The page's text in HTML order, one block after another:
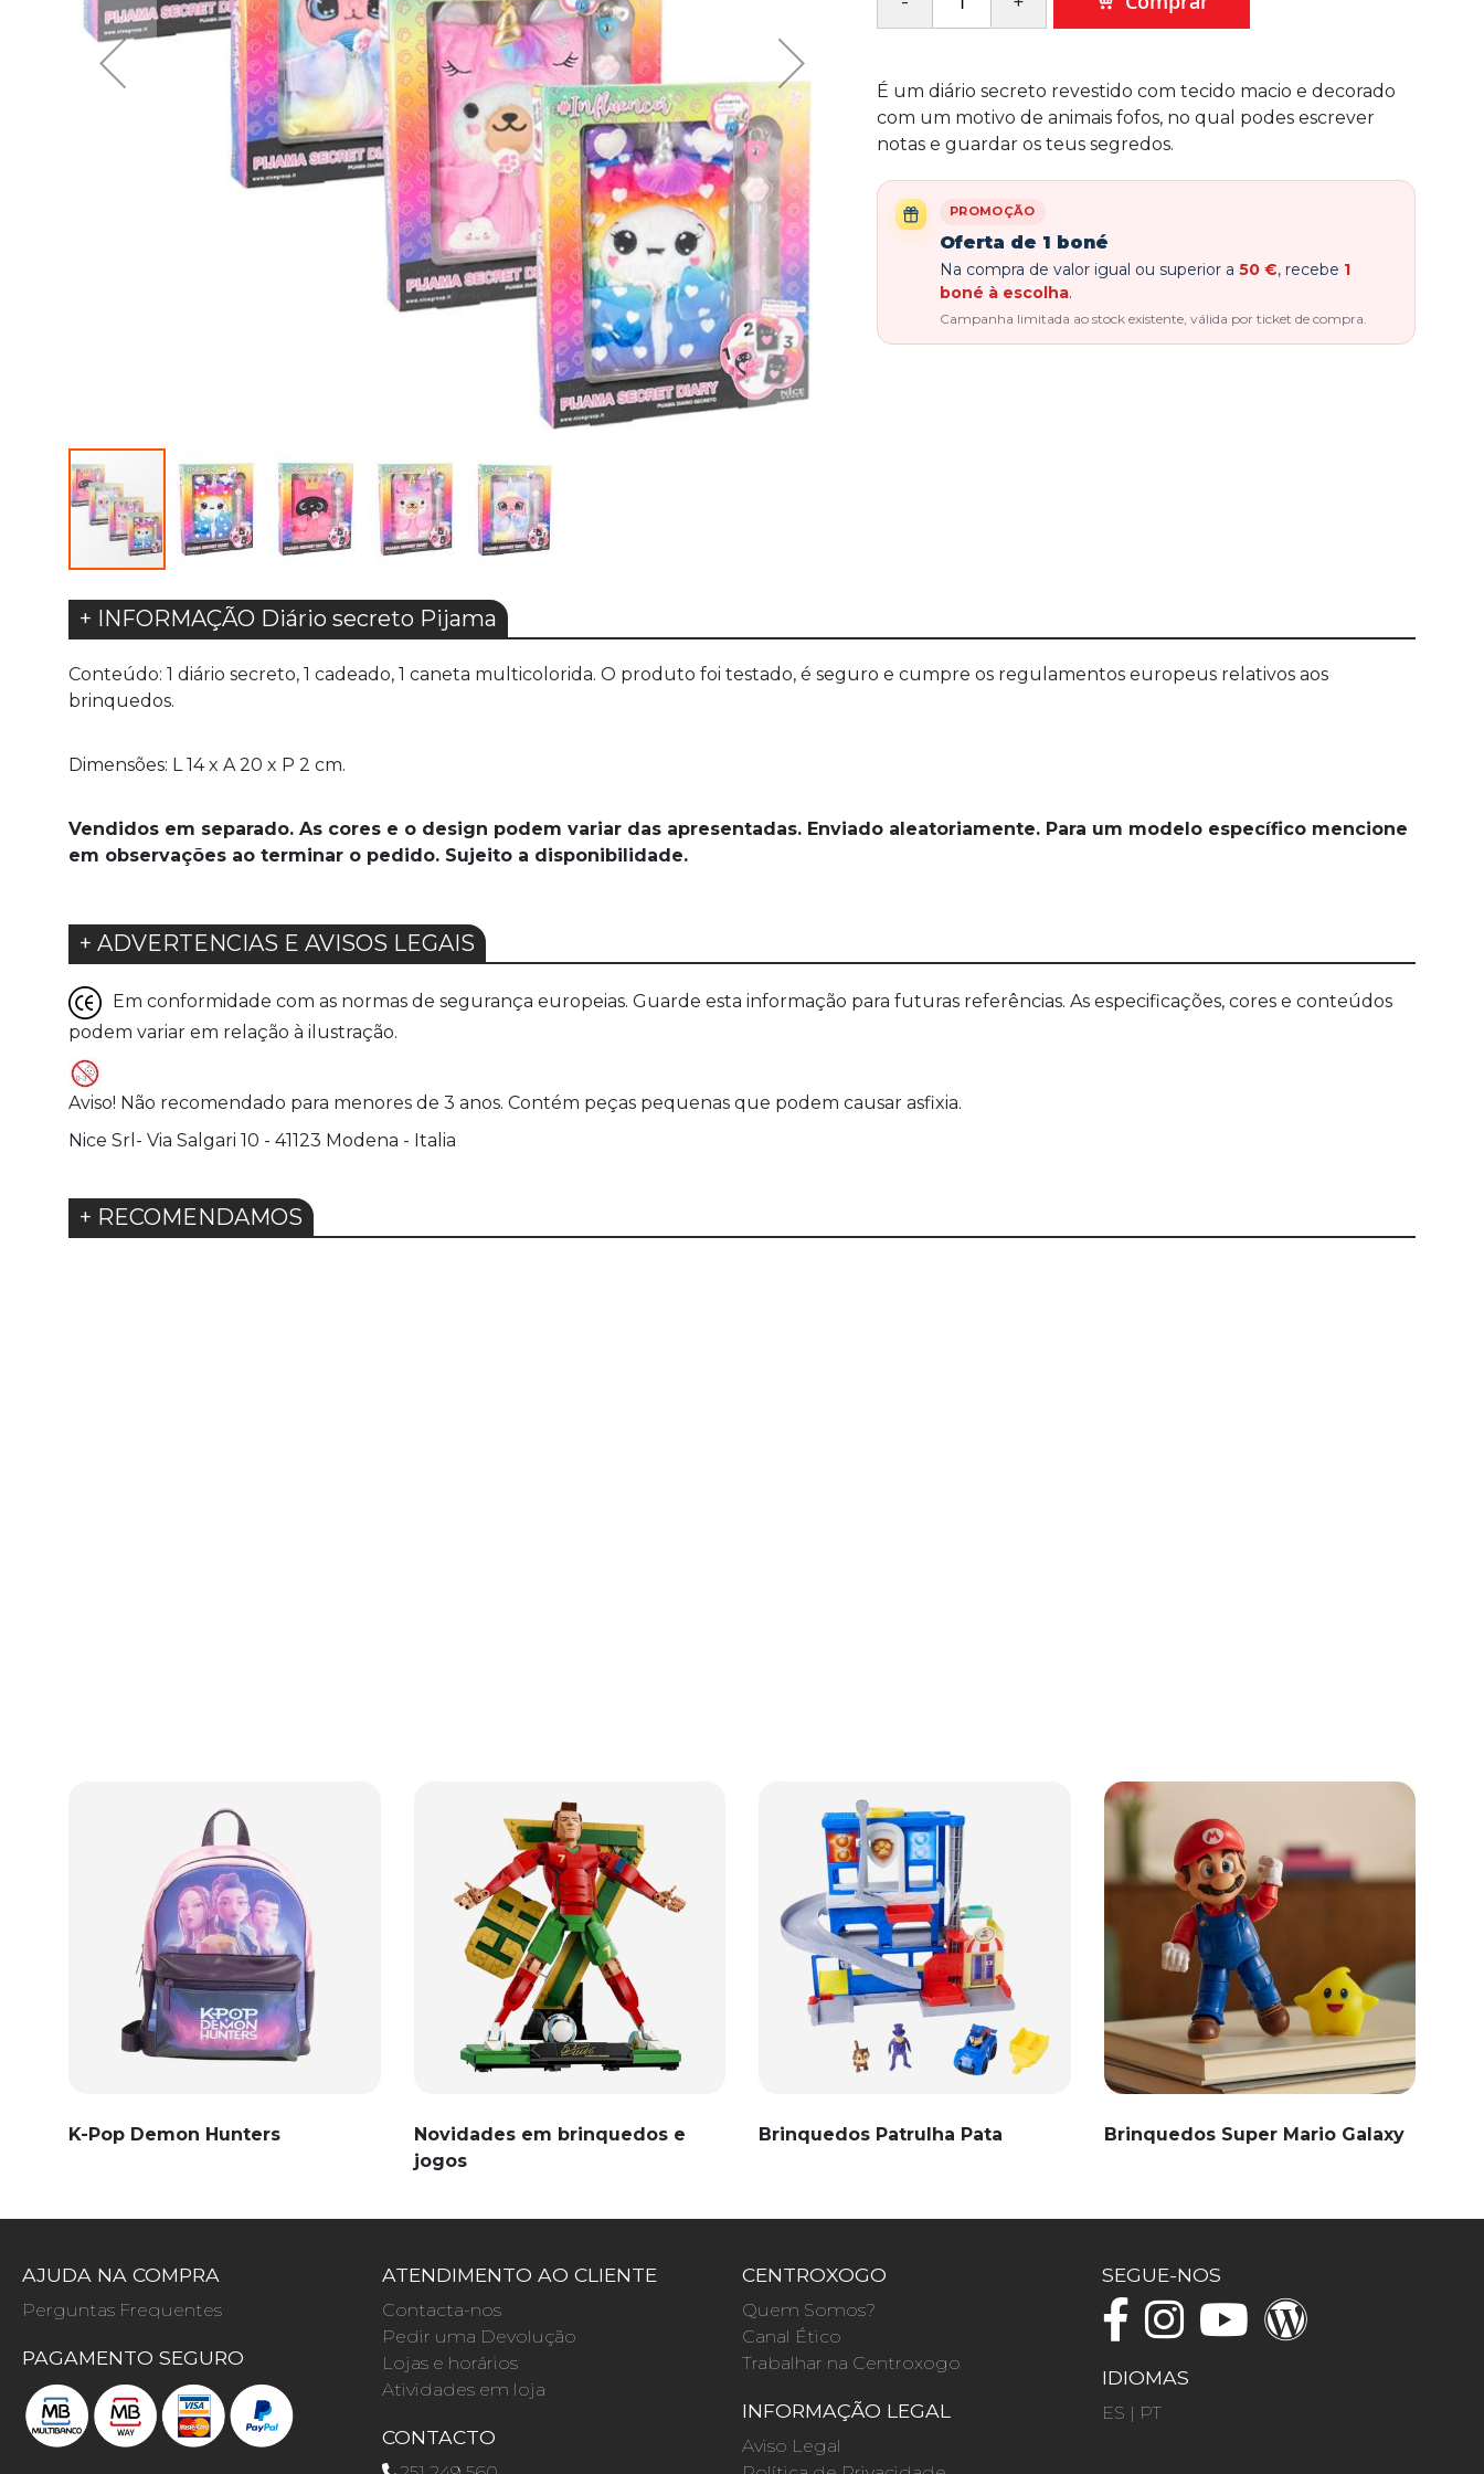
É um diário secreto revestido com tecido macio e decorado
com um motivo de animais fofos, no qual podes escrever
notas e guardar os teus segredos.
PROMOÇÃO
Oferta de 1 boné
Na compra de valor igual ou superior a 50 €, recebe 1
boné à escolha.
Campanha limitada ao stock existente, válida por ticket de compra.
+ INFORMAÇÃO Diário secreto Pijama
Conteúdo: 1 diário secreto, 1 cadeado, 1 caneta multicolorida. O produto foi testado, é seguro e cumpre os regulamentos europeus relativos aos
brinquedos.
Dimensões: L 14 x A 20 x P 2 cm.
Vendidos em separado. As cores e o design podem variar das apresentadas. Enviado aleatoriamente. Para um modelo específico mencione
em observações ao terminar o pedido. Sujeito a disponibilidade.
+ ADVERTENCIAS E AVISOS LEGAIS
Em conformidade com as normas de segurança europeias. Guarde esta informação para futuras referências. As especificações, cores e conteúdos
podem variar em relação à ilustração.
Aviso! Não recomendado para menores de 3 anos. Contém peças pequenas que podem causar asfixia.
Nice Srl- Via Salgari 10 - 41123 Modena - Italia
+ RECOMENDAMOS
K-Pop Demon Hunters
Novidades em brinquedos e
jogos
Brinquedos Patrulha Pata Brinquedos Super Mario Galaxy
AJUDA NA COMPRA
Perguntas Frequentes
PAGAMENTO SEGURO
ATENDIMENTO AO CLIENTE
Contacta-nos
Pedir uma Devolução
Lojas e horários
Atividades em loja
CONTACTO
CENTROXOGO
Quem Somos?
Canal Ético
Trabalhar na Centroxogo
INFORMAÇÃO LEGAL
Aviso Legal
SEGUE-NOS
IDIOMAS
ES | PT